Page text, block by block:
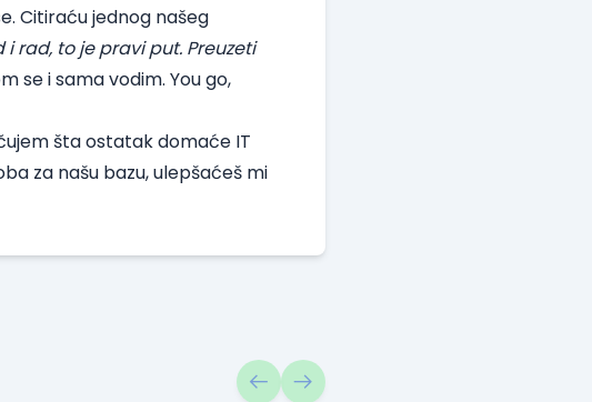
Citiraću jednog našeg
rad, to je pravi put. Preuzeti
se i sama vodim. You go,
šta ostatak domaće IT
za našu bazu, ulepšaćeš mi